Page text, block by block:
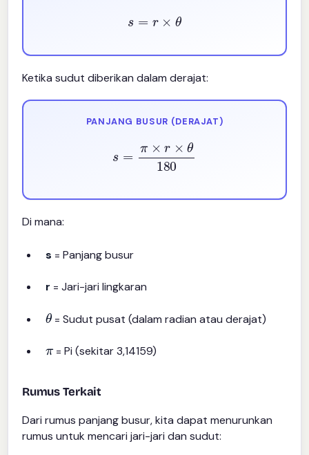
s= r×θ
Ketika sudut diberikan dalam derajat:
PANJANG BUSUR (DERAJAT)
π× r× θ180
Di mana:
s = Panjang busur
r = Jari-jari lingkaran
θ
= Sudut pusat (dalam radian atau derajat)
= Pi (sekitar 3,14159)
Rumus Terkait
Dari rumus panjang busur, kita dapat menurunkan
rumus untuk mencari jari-jari dan sudut: